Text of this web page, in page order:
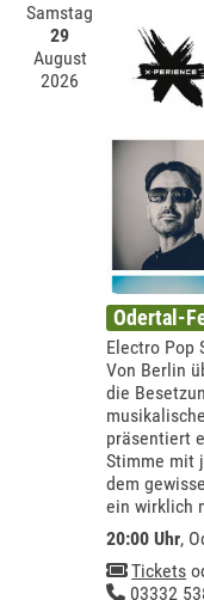
Samstag
29
August
2026
Odertal-
Electro Pop
Von Berlin
die
präsentiert
Stimme mit
dem
ein wirklich
20:00 Uhr,
Tickets
03332